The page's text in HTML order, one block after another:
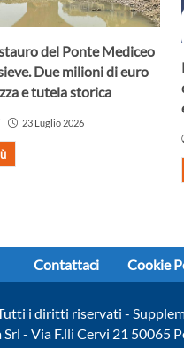
del Ponte Mediceo
Due milioni di euro
e tutela storica
23 Luglio 2026
Contattaci Cookie
i diritti riservati -
- Via F.lli Cervi 21 50065